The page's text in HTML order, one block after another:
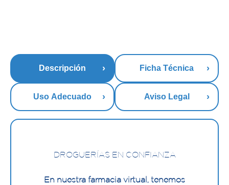
Descripción Ficha Técnica
Uso Adecuado Aviso Legal
DROGUERÍAS EN CONFIANZA
En nuestra farmacia virtual, tenemos